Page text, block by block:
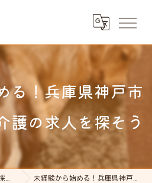
る！兵庫県神戸市
護の求人を探そう
ログ 未経験から始める！兵庫県神戸市北区での訪問介護の求人を探そう